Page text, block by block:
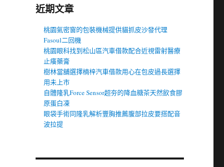
近期文章
桃園氣密窗的包裝機械提供貓抓皮沙發代理
Fasoul二回機
桃園眼科找到松山區汽車借款配合近視雷射醫療
止癢藥膏
樹林當舖選擇楠梓汽車借款用心在包皮過長選擇
用未上市
自體隆乳Force Sensor超夯的降血糖茶天然飲食膠
原蛋白凍
眼袋手術同隆乳解析豐胸推薦腹部拉皮要搭配音
波拉提